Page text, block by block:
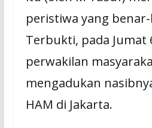
peristiwa yang
Terbukti, pada Jumat
perwakilan
mengadukan
HAM di Jakarta.